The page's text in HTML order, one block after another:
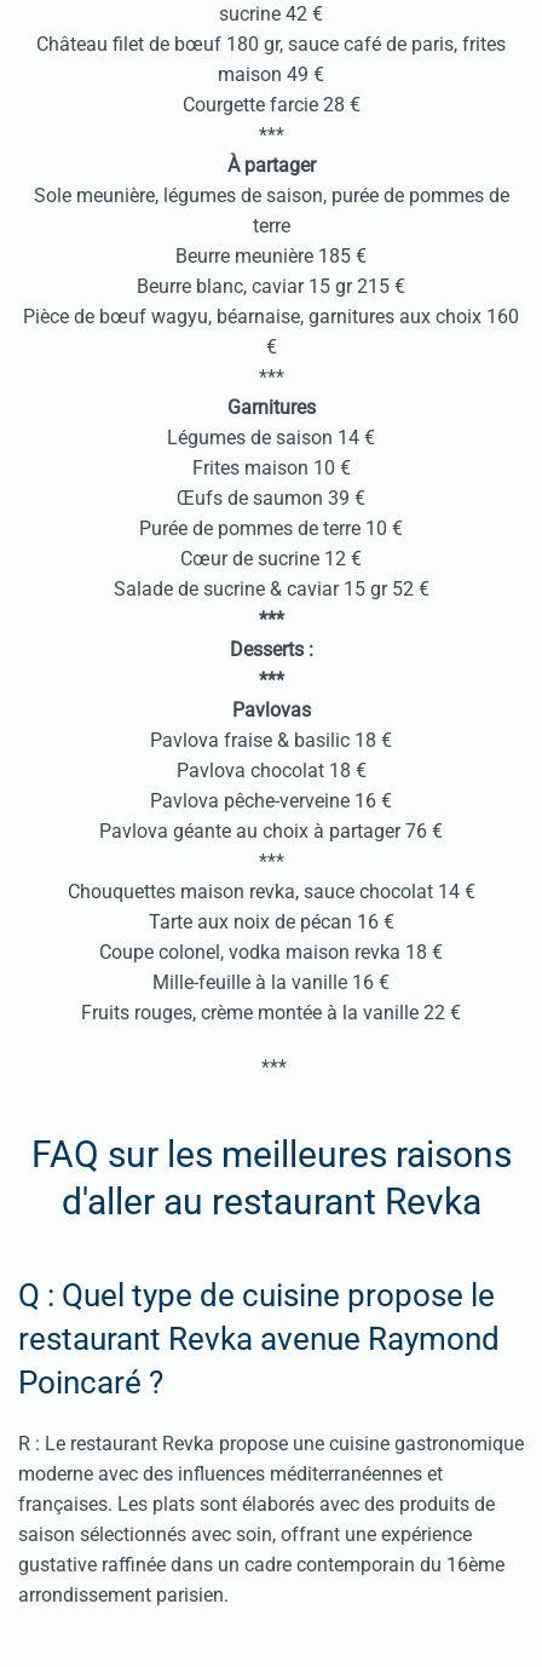
sucrine 42 €
Château filet de bœuf 180 gr, sauce café de paris, frites
maison 49 €
Courgette farcie 28 €
***
À partager
Sole meunière, légumes de saison, purée de pommes de
terre
Beurre meunière 185 €
Beurre blanc, caviar 15 gr 215 €
Pièce de bœuf wagyu, béarnaise, garnitures aux choix 160
€
***
Garnitures
Légumes de saison 14 €
Frites maison 10 €
Œufs de saumon 39 €
Purée de pommes de terre 10 €
Cœur de sucrine 12 €
Salade de sucrine & caviar 15 gr 52 €
***
Desserts :
***
Pavlovas
Pavlova fraise & basilic 18 €
Pavlova chocolat 18 €
Pavlova pêche-verveine 16 €
Pavlova géante au choix à partager 76 €
***
Chouquettes maison revka, sauce chocolat 14 €
Tarte aux noix de pécan 16 €
Coupe colonel, vodka maison revka 18 €
Mille-feuille à la vanille 16 €
Fruits rouges, crème montée à la vanille 22 €
***
FAQ sur les meilleures raisons
d'aller au restaurant Revka
Q : Quel type de cuisine propose le
restaurant Revka avenue Raymond
Poincaré ?
R : Le restaurant Revka propose une cuisine gastronomique
moderne avec des influences méditerranéennes et
françaises. Les plats sont élaborés avec des produits de
saison sélectionnés avec soin, offrant une expérience
gustative raffinée dans un cadre contemporain du 16ème
arrondissement parisien.